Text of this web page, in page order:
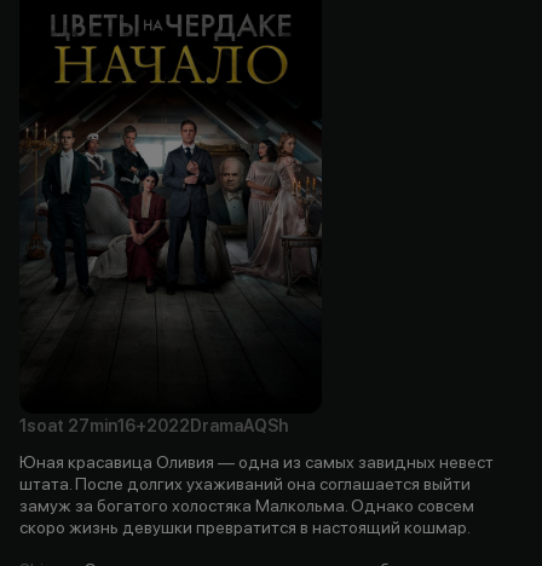
1soat 27min16+2022 DramaAQSh
Юная красавица Оливия — одна из самых завидных невест
штата. После долгих ухаживаний она соглашается выйти
замуж за богатого холостяка Малкольма. Однако совсем
скоро жизнь девушки превратится в настоящий кошмар.